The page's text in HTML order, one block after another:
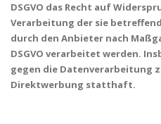
DSGVO das Recht auf
Verarbeitung der sie
durch den Anbieter nach
DSGVO verarbeitet werden.
gegen die Datenverarbeitung
Direktwerbung statthaft.